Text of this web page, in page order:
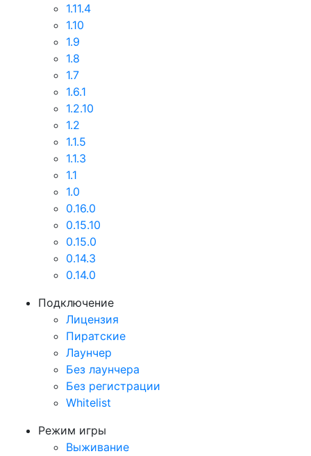
1.11.4
1.10
1.9
1.8
1.7
1.6.1
1.2.10
1.2
1.1.5
1.1.3
1.1
1.0
0.16.0
0.15.10
0.15.0
0.14.3
0.14.0
Подключение
Лицензия
Пиратские
Лаунчер
Без лаунчера
Без регистрации
Whitelist
Режим игры
Выживание